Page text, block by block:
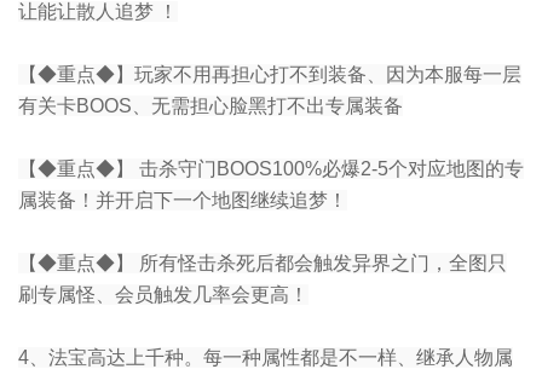
让能让散人追梦 ！
【◆重点◆】玩家不用再担心打不到装备、因为本服每一层
有关卡BOOS、无需担心脸黑打不出专属装备
【◆重点◆】 击杀守门BOOS100%必爆2-5个对应地图的专
属装备！并开启下一个地图继续追梦！
【◆重点◆】 所有怪击杀死后都会触发异界之门，全图只
刷专属怪、会员触发几率会更高！
4、法宝高达上千种。每一种属性都是不一样、继承人物属